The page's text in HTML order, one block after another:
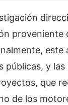
proveniente
este
públicas, y
que
de los